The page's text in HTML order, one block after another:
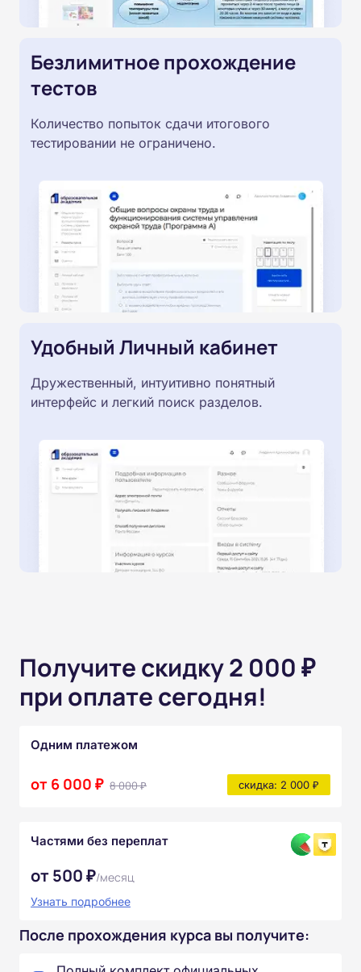
Безлимитное прохождение
тестов
Количество попыток сдачи итогового
тестировании не ограничено.
Удобный Личный кабинет
Дружественный, интуитивно понятный
интерфейс и легкий поиск разделов.
Получите скидку 2 000 ₽
при оплате сегодня!
Одним платежом
от 6 000 ₽ 8 000 ₽ скидка: 2 000 ₽
Частями без переплат
от 500 ₽/месяц
Узнать подробнее
После прохождения курса вы получите: